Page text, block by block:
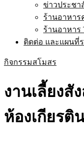
ข่าวประช
ร้านอาหา
ร้านอาหาร
ติดต่อ และแผนที่
กิจกรรมสโมสร
งานเลี้ยงสั
ห้องเกียรติ